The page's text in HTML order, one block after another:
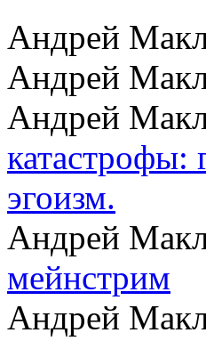
Андрей
Андрей
Андрей
катастрофы:
эгоизм.
Андрей
мейнстрим
Андрей